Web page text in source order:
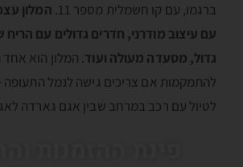
ברגמו, עם קו חשמלית מספר 11.
המלון
עם עיצוב מודרני, חדרים גדולים עם הריח
גדול, מסעדה מעולה ועוד. המלון הוא אחד
להתמקמות אם צריכים גישה לנמל התעופה
לטיול עם רכב במרחב שבין אגם גארדה